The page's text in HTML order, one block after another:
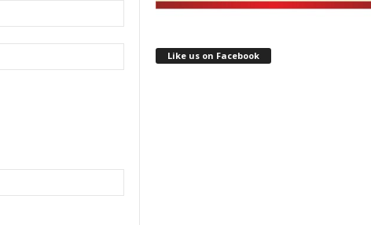
Like us on Facebook